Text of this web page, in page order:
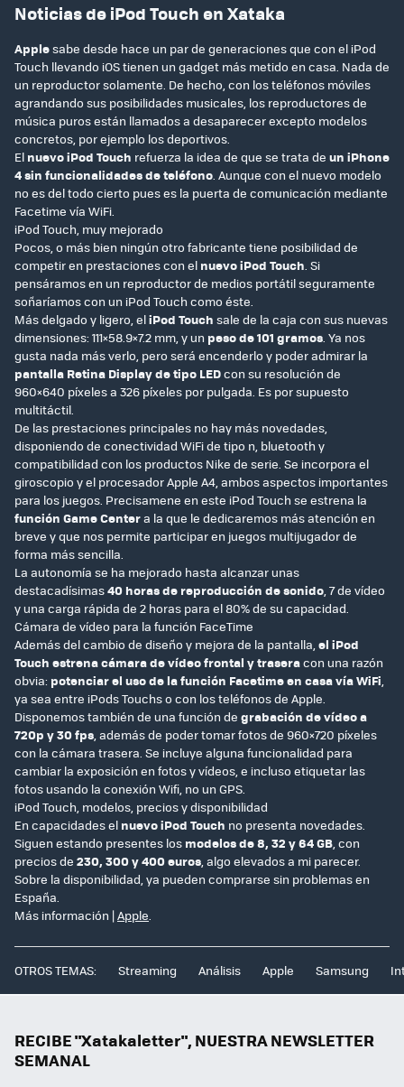
Noticias de iPod Touch en Xataka
Applesabe desde hace un par de generaciones que con el iPod
Touch llevando iOS tienen un gadget más metido en casa. Nada de
un reproductor solamente. De hecho, con los teléfonos móviles
agrandando sus posibilidades musicales, los reproductores de
música puros están llamados a desaparecer excepto modelos
concretos, por ejemplo los deportivos.
El nuevo iPod Touch refuerza la idea de que se trata de un iPhone
4 sin funcionalidades de teléfono . Aunque con el nuevo modelo
no es del todo cierto pues es la puerta de comunicación mediante
Facetime vía WiFi.
iPod Touch, muy mejorado
Pocos, o más bien ningún otro fabricante tiene posibilidad de
competir en prestaciones con el nuevo iPod Touch . Si
pensáramos en un reproductor de medios portátil seguramente
soñaríamos con un iPod Touch como éste.
Más delgado y ligero, eliPod Touch sale de la caja con sus nuevas
dimensiones: 111×58.9×7.2 mm, y un peso de 101 gramos . Ya nos
gusta nada más verlo, pero será encenderlo y poder admirar la
pantalla Retina Display de tipo LEDcon su resolución de
960×640 píxeles a 326 píxeles por pulgada. Es por supuesto
multitáctil.
De las prestaciones principales no hay más novedades,
disponiendo de conectividad WiFi de tipo n, bluetooth y
compatibilidad con los productos Nike de serie. Se incorpora el
giroscopio y el procesador Apple A4, ambos aspectos importantes
para los juegos. Precisamene en este iPod Touch se estrena la
función Game Centera la que le dedicaremos más atención en
breve y que nos permite participar en juegos multijugador de
forma más sencilla.
La autonomía se ha mejorado hasta alcanzar unas
destacadísimas40 horas de reproducción de sonido , 7 de vídeo
y una carga rápida de 2 horas para el 80% de su capacidad.
Cámara de vídeo para la función FaceTime
Además del cambio de diseño y mejora de la pantalla, el iPod
Touch estrena cámara de vídeo frontal y traseracon una razón
obvia: potenciar el uso de la función Facetime en casa vía WiFi
ya sea entre iPods Touchs o con los teléfonos de Apple.
Disponemos también de una función de grabación de vídeo a
720p y 30 fps , además de poder tomar fotos de 960×720 píxeles
con la cámara trasera. Se incluye alguna funcionalidad para
cambiar la exposición en fotos y vídeos, e incluso etiquetar las
fotos usando la conexión Wifi, no un GPS.
iPod Touch, modelos, precios y disponibilidad
En capacidades el nuevo iPod Touch no presenta novedades.
Siguen estando presentes los modelos de 8, 32 y 64 GB , con
precios de 230, 300 y 400 euros , algo elevados a mi parecer.
Sobre la disponibilidad, ya pueden comprarse sin problemas en
España.
Más información |Apple
OTROS TEMAS: Streaming Análisis Apple Samsung
RECIBE "Xatakaletter", NUESTRA NEWSLETTER
SEMANAL